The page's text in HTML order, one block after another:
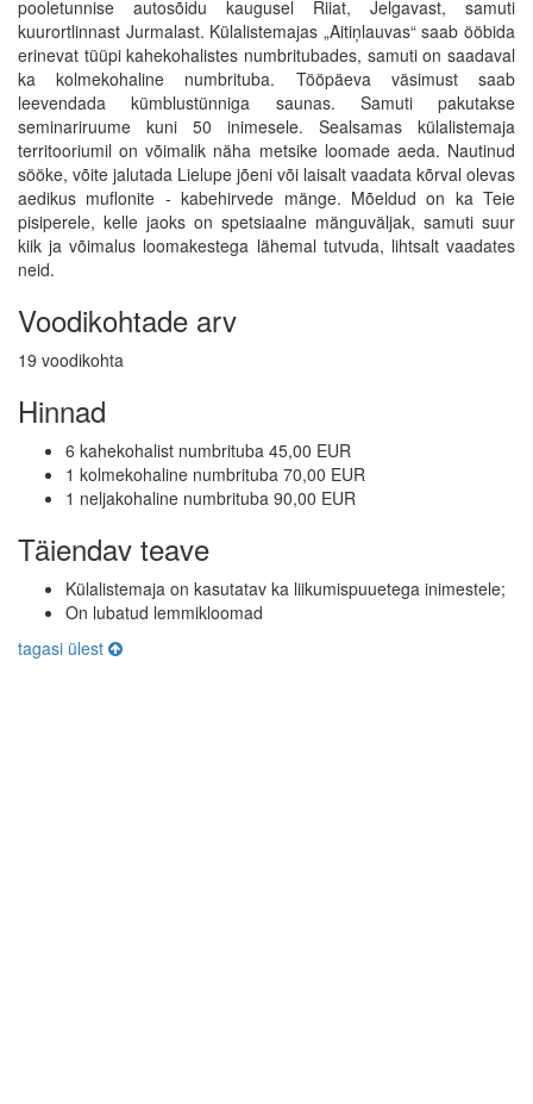
pooletunnise autosõidu kaugusel Riiat, Jelgavast, samuti
kuurortlinnast Jurmalast. Külalistemajas „Aitiņlauvas“ saab ööbida
erinevat tüüpi kahekohalistes numbritubades, samuti on saadaval
ka kolmekohaline numbrituba. Tööpäeva väsimust saab
leevendada kümblustünniga saunas. Samuti pakutakse
seminariruume kuni 50 inimesele. Sealsamas külalistemaja
territooriumil on võimalik näha metsike loomade aeda. Nautinud
sööke, võite jalutada Lielupe jõeni või laisalt vaadata kõrval olevas
aedikus muflonite - kabehirvede mänge. Mõeldud on ka Teie
pisiperele, kelle jaoks on spetsiaalne mänguväljak, samuti suur
kiik ja võimalus loomakestega lähemal tutvuda, lihtsalt vaadates
neid.
Voodikohtade arv
19 voodikohta
Hinnad
6 kahekohalist numbrituba 45,00 EUR
1 kolmekohaline numbrituba 70,00 EUR
1 neljakohaline numbrituba 90,00 EUR
Täiendav teave
Külalistemaja on kasutatav ka liikumispuuetega inimestele;
On lubatud lemmikloomad
tagasi ülest